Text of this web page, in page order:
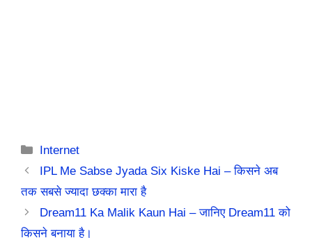
Categories
Internet
IPL Me Sabse Jyada Six Kiske Hai – किसने अब
तक सबसे ज्यादा छक्का मारा है
Dream11 Ka Malik Kaun Hai – जानिए Dream11 को
किसने बनाया है।